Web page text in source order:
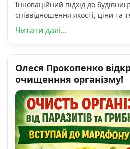
Інноваційний підхід до
співвідношення якості, ціни та
Читати далі...
Олеся Прокопенко
очищенння організму!